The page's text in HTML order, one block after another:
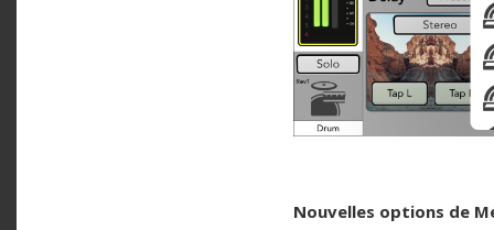
Nouvelles options de